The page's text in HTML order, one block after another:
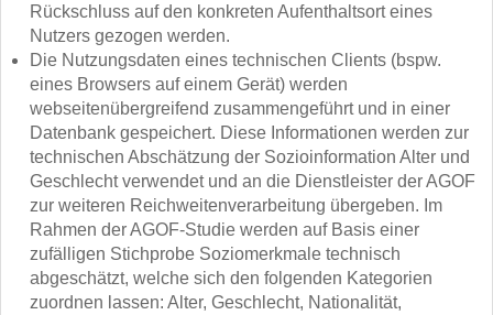
Rückschluss auf den konkreten Aufenthaltsort eines
Nutzers gezogen werden.
Die Nutzungsdaten eines technischen Clients (bspw.
eines Browsers auf einem Gerät) werden
webseitenübergreifend zusammengeführt und in einer
Datenbank gespeichert. Diese Informationen werden zur
technischen Abschätzung der Sozioinformation Alter und
Geschlecht verwendet und an die Dienstleister der AGOF
zur weiteren Reichweitenverarbeitung übergeben. Im
Rahmen der AGOF-Studie werden auf Basis einer
zufälligen Stichprobe Soziomerkmale technisch
abgeschätzt, welche sich den folgenden Kategorien
zuordnen lassen: Alter, Geschlecht, Nationalität,